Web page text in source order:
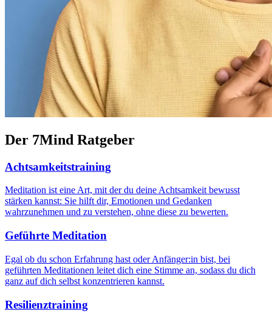
Der 7Mind Ratgeber
Achtsamkeitstraining
Meditation ist eine Art, mit der du deine Achtsamkeit bewusst
stärken kannst: Sie hilft dir, Emotionen und Gedanken
wahrzunehmen und zu verstehen, ohne diese zu bewerten.
Geführte Meditation
Egal ob du schon Erfahrung hast oder Anfänger:in bist, bei
geführten Meditationen leitet dich eine Stimme an, sodass du dich
ganz auf dich selbst konzentrieren kannst.
Resilienztraining